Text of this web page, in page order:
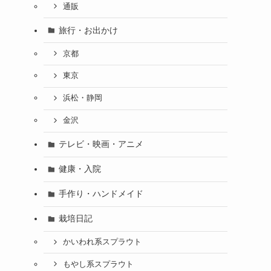
通販
旅行・お出かけ
京都
東京
浜松・静岡
金沢
テレビ・映画・アニメ
健康・入院
手作り・ハンドメイド
栽培日記
かいわれ系スプラウト
もやし系スプラウト